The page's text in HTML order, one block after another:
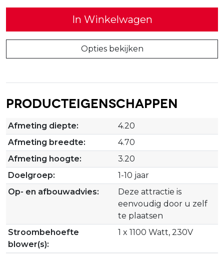
In Winkelwagen
Opties bekijken
Producteigenschappen
Afmeting diepte:
4.20
Afmeting breedte:
4.70
Afmeting hoogte:
3.20
Doelgroep:
1-10 jaar
Op- en afbouwadvies:
Deze attractie is
eenvoudig door u zelf
te plaatsen
Stroombehoefte
blower(s):
1 x 1100 Watt, 230V